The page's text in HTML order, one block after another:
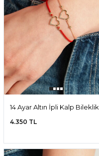
14 Ayar Altın İpli Kalp Bileklik
4.350 TL